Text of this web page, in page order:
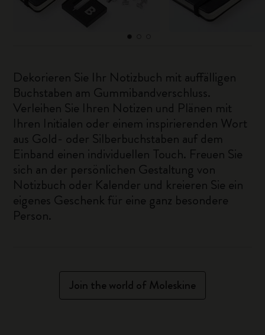
Dekorieren Sie Ihr Notizbuch mit auffälligen
Buchstaben am Gummibandverschluss.
Verleihen Sie Ihren Notizen und Plänen mit
Ihren Initialen oder einem inspirierenden Wort
aus Gold- oder Silberbuchstaben auf dem
Einband einen individuellen Touch. Freuen Sie
sich an der persönlichen Gestaltung von
Notizbuch oder Kalender und kreieren Sie ein
eigenes Geschenk für eine ganz besondere
Person.
Join the world of Moleskine